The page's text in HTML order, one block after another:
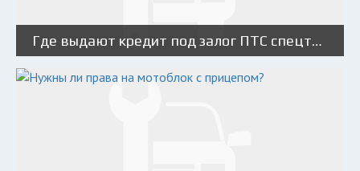
Где выдают кредит под залог ПТС спецтехники: условия и особенности